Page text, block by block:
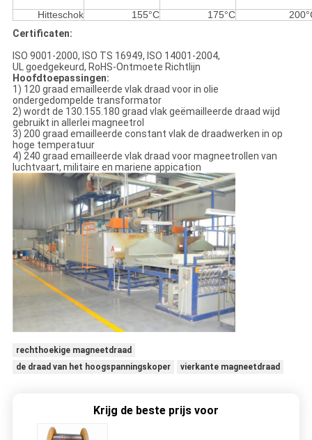
Hitteschok
155°C 175°C
Certificaten:
ISO 9001-2000, ISO TS 16949, ISO 14001-2004,
UL goedgekeurd, RoHS-Ontmoete Richtlijn
Hoofdtoepassingen:
1) 120 graad emailleerde vlak draad voor in olie
ondergedompelde transformator
2) wordt de 130.155.180 graad vlak geëmailleerde draad wijd
gebruikt in allerlei magneetrol
3) 200 graad emailleerde constant vlak de draadwerken in op
hoge temperatuur
4) 240 graad emailleerde vlak draad voor magneetrollen van
luchtvaart, militaire en mariene appication
rechthoekige magneetdraad
de draad van het hoogspanningskoper
vierkante magneetdraad
Krijg de beste prijs voor